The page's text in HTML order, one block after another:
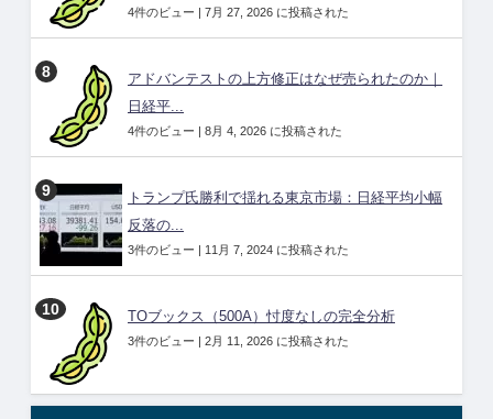
4件のビュー | 7月 27, 2026 に投稿された
アドバンテストの上方修正はなぜ売られたのか｜
日経平...
4件のビュー | 8月 4, 2026 に投稿された
トランプ氏勝利で揺れる東京市場：日経平均小幅
反落の...
3件のビュー | 11月 7, 2024 に投稿された
TOブックス（500A）忖度なしの完全分析
3件のビュー | 2月 11, 2026 に投稿された